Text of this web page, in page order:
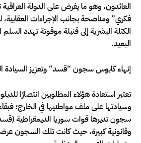
العائدون، وهو ما يفرض على الدولة
فكري” ومناصحة بجانب الإجراءات
الكتلة البشرية إلى قنبلة موقوتة تهدد
البعيد.
إنهاء كابوس سجون “قسد” وتعزيز السيادة
تعتبر استعادة هؤلاء المطلوبين انتصارًا
وسيادتها على ملف مواطنيها في الخارج؛
سجون تديرها قوات سوريا الديمقراطية
وقانونية كبيرة، حيث كانت تلك السجون